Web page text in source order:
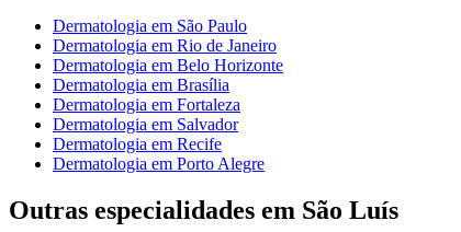
Dermatologia em São Paulo
Dermatologia em Rio de Janeiro
Dermatologia em Belo Horizonte
Dermatologia em Brasília
Dermatologia em Fortaleza
Dermatologia em Salvador
Dermatologia em Recife
Dermatologia em Porto Alegre
Outras especialidades em São Luís